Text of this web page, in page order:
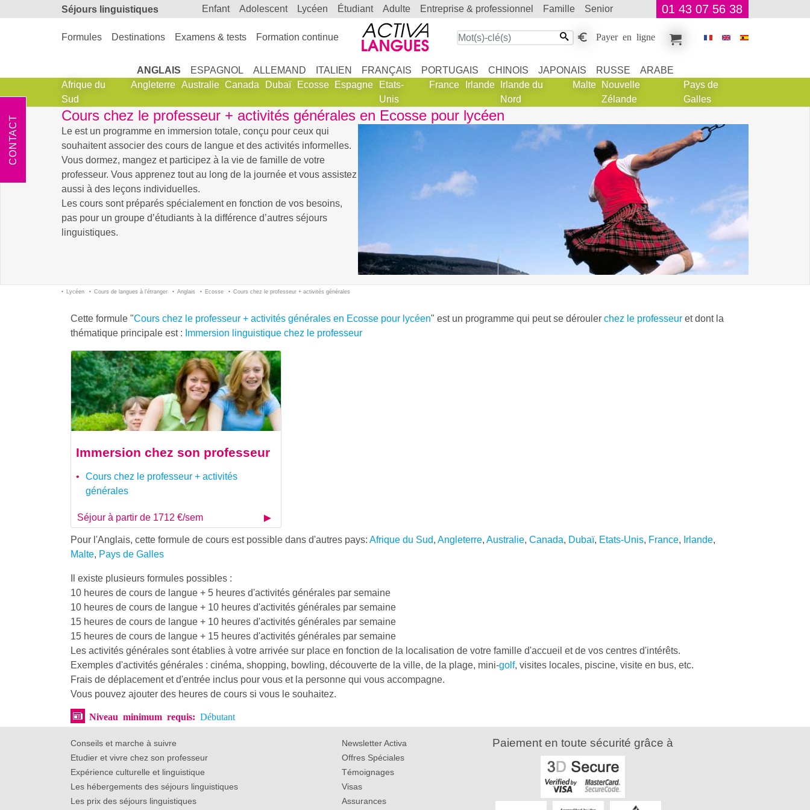
Séjours linguistiques enfant adolescent lycéen étudiant adulte entreprise & professionnel famille senior 01 43 07 56 38
Formules Destinations Examens & tests Formation continue Payer en ligne
ANGLAIS ESPAGNOL ALLEMAND ITALIEN FRANÇAIS PORTUGAIS CHINOIS JAPONAIS RUSSE
ARABE
Afrique du
Sud
Angleterre Australie Canada Dubaï Ecosse Espagne
Etats-
Unis
France Irlande
Irlande du
Nord
Malte
Nouvelle
Zélande
Pays de
Galles
Cours chez le professeur + activités générales en Ecosse pour lycéen
Le est un programme en immersion totale, conçu pour ceux qui
souhaitent associer des cours de langue et des activités informelles.
Vous dormez, mangez et participez à la vie de famille de votre
professeur. Vous apprenez tout au long de la journée et vous assistez
aussi à des leçons individuelles.
Les cours sont préparés spécialement en fonction de vos besoins,
pas pour un groupe d’étudiants à la différence d’autres séjours
linguistiques.
Lycéen Cours de langues à l’étranger Anglais Ecosse Cours chez le professeur + activités générales
Cette formule "Cours chez le professeur + activités générales en Ecosse pour lycéen" est un programme qui peut se dérouler chez le professeur et dont la
thématique principale est : Immersion linguistique chez le professeur
Immersion chez son professeur
Cours chez le professeur + activités
générales
Séjour à partir de 1712 €/sem
Pour l'Anglais, cette formule de cours est possible dans d'autres pays: Afrique du Sud, Angleterre, Australie, Canada, Dubaï, Etats-Unis, France, Irlande,
Malte, Pays de Galles
Il existe plusieurs formules possibles :
10 heures de cours de langue + 5 heures d'activités générales par semaine
10 heures de cours de langue + 10 heures d'activités générales par semaine
15 heures de cours de langue + 10 heures d'activités générales par semaine
15 heures de cours de langue + 15 heures d'activités générales par semaine
Les activités générales sont établies à votre arrivée sur place en fonction de la localisation de votre famille d'accueil et de vos centres d'intérêts.
Exemples d'activités générales : cinéma, shopping, bowling, découverte de la ville, de la plage, mini-golf, visites locales, piscine, visite en bus, etc.
Frais de déplacement et d'entrée inclus pour vous et la personne qui vous accompagne.
Vous pouvez ajouter des heures de cours si vous le souhaitez.
Niveau minimum requis: Débutant
CONTACT
Conseils et marche à suivre
Etudier et vivre chez son professeur
Expérience culturelle et linguistique
Les hébergements des séjours linguistiques
Les prix des séjours linguistiques
Newsletter Activa
Offres Spéciales
Témoignages
Visas
Assurances
Paiement en toute sécurité grâce à